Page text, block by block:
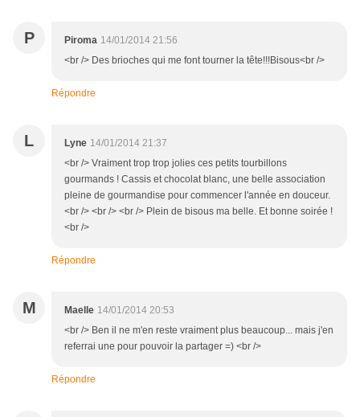
P Piroma 14/01/2014 21:56
<br /> Des brioches qui me font tourner la tête!!!Bisous<br />
Répondre
L Lyne 14/01/2014 21:37
<br /> Vraiment trop trop jolies ces petits tourbillons
gourmands ! Cassis et chocolat blanc, une belle association
pleine de gourmandise pour commencer l'année en douceur.
<br /> <br /> <br /> Plein de bisous ma belle. Et bonne soirée !
<br />
Répondre
M Maelle 14/01/2014 20:53
<br /> Ben il ne m'en reste vraiment plus beaucoup... mais j'en
referrai une pour pouvoir la partager =) <br />
Répondre